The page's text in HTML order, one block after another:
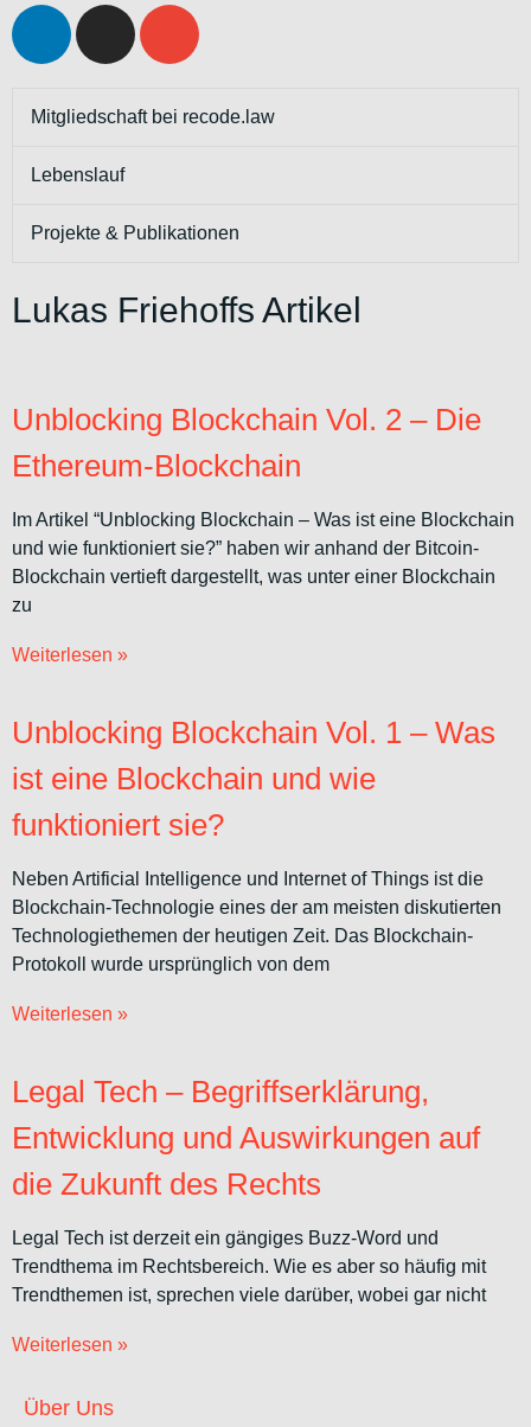
Mitgliedschaft bei recode.law
Lebenslauf
Projekte & Publikationen
Lukas Friehoffs Artikel
Unblocking Blockchain Vol. 2 – Die
Ethereum-Blockchain
Im Artikel “Unblocking Blockchain – Was ist eine Blockchain
und wie funktioniert sie?” haben wir anhand der Bitcoin-
Blockchain vertieft dargestellt, was unter einer Blockchain
zu
Weiterlesen »
Unblocking Blockchain Vol. 1 – Was
ist eine Blockchain und wie
funktioniert sie?
Neben Artificial Intelligence und Internet of Things ist die
Blockchain-Technologie eines der am meisten diskutierten
Technologiethemen der heutigen Zeit. Das Blockchain-
Protokoll wurde ursprünglich von dem
Weiterlesen »
Legal Tech – Begriffserklärung,
Entwicklung und Auswirkungen auf
die Zukunft des Rechts
Legal Tech ist derzeit ein gängiges Buzz-Word und
Trendthema im Rechtsbereich. Wie es aber so häufig mit
Trendthemen ist, sprechen viele darüber, wobei gar nicht
Weiterlesen »
Über Uns